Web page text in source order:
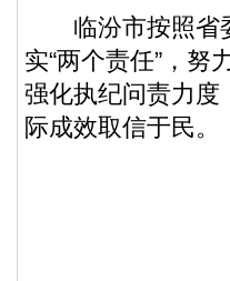
临汾市按照省委
实“两个责任”，努
强化执纪问责力度
际成效取信于民。